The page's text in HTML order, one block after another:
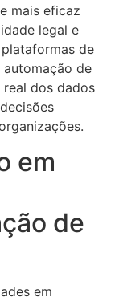
mais eficaz
legal e
de
de
dos dados
em
de
em